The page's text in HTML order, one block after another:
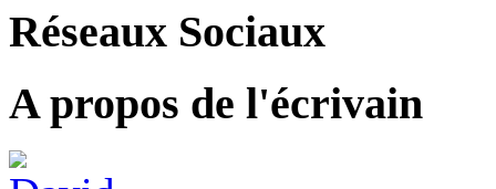
Réseaux Sociaux
A propos de l'écrivain